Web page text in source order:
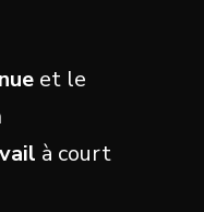
et le
à court